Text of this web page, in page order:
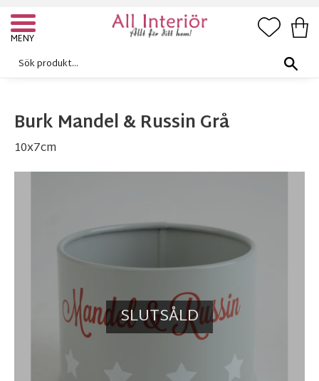
Meny
Burk Mandel & Russin Grå
10x7cm
SLUTSÅLD